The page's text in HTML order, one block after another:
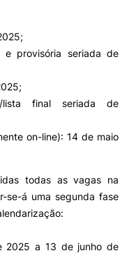
provisória seriada de
lista final seriada de
on-line): 14 de maio
todas as vagas na
se-á uma segunda fase
2025 a 13 de junho de